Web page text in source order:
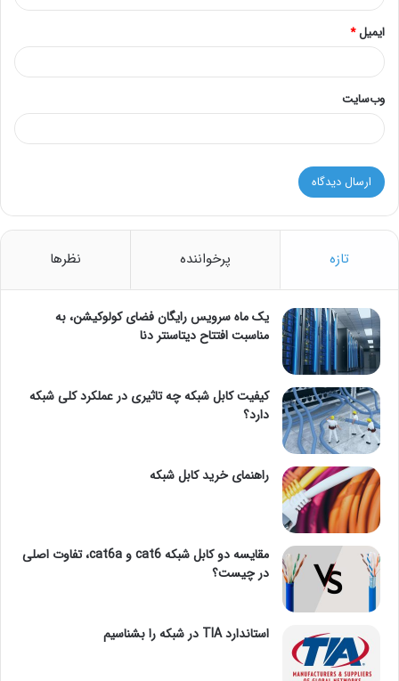
ایمیل*
وب‌سایت
تازه پرخواننده نظرها
یک ماه سرویس رایگان فضای کولوکیشن، به
مناسبت افتتاح دیتاسنتر دنا
کیفیت کابل شبکه چه تاثیری در عملکرد کلی شبکه
دارد؟
راهنمای خرید کابل شبکه
مقایسه دو کابل شبکه cat6 و cat6a، تفاوت اصلی
در چیست؟
استاندارد TIA در شبکه را بشناسیم